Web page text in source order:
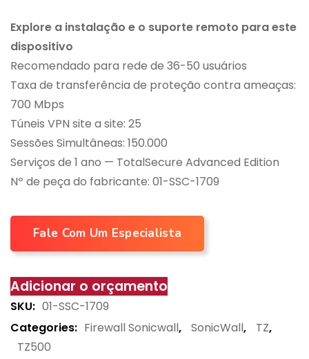
Explore a instalação e o suporte remoto para este
dispositivo
Recomendado para rede de 36-50 usuários
Taxa de transferência de proteção contra ameaças:
700 Mbps
Túneis VPN site a site: 25
Sessões Simultâneas: 150.000
Serviços de 1 ano — TotalSecure Advanced Edition
Nº de peça do fabricante: 01-SSC-1709
Fale Com Um Especialista
Adicionar o orçamento
SKU: 01-SSC-1709
Categories: Firewall Sonicwall, SonicWall, TZ,
TZ500